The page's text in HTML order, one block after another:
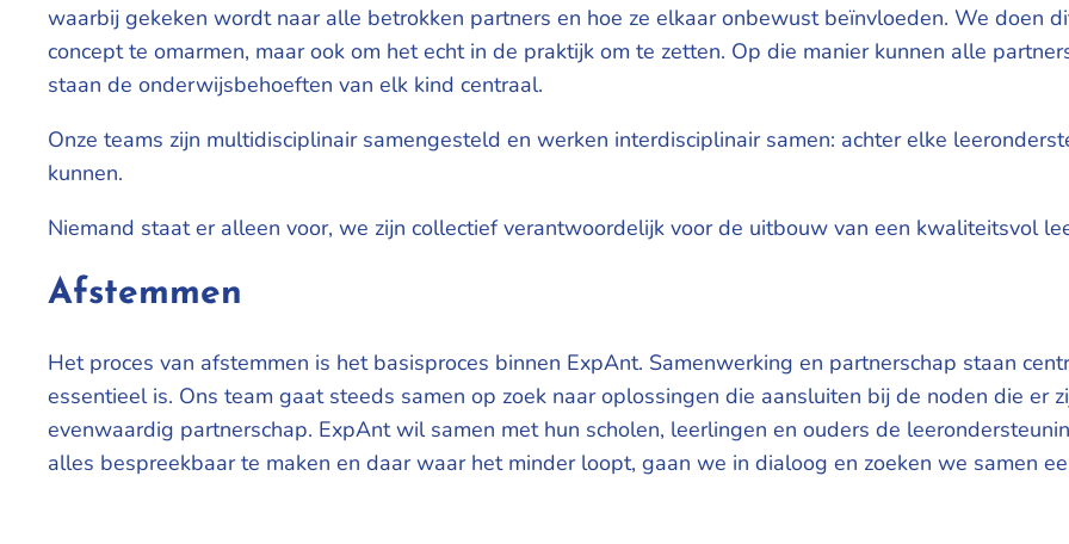
waarbij gekeken wordt naar alle betrokken partners en hoe ze elkaar onbewust beïnvloeden. We doen
concept te omarmen, maar ook om het echt in de praktijk om te zetten. Op die manier kunnen alle
staan de onderwijsbehoeften van elk kind centraal.
Onze teams zijn multidisciplinair samengesteld en werken interdisciplinair samen: achter elke
kunnen.
Niemand staat er alleen voor, we zijn collectief verantwoordelijk voor de uitbouw van een kwaliteitsvol
Afstemmen
Het proces van afstemmen is het basisproces binnen ExpAnt. Samenwerking en partnerschap staan
essentieel is. Ons team gaat steeds samen op zoek naar oplossingen die aansluiten bij de noden die er
evenwaardig partnerschap. ExpAnt wil samen met hun scholen, leerlingen en ouders de
alles bespreekbaar te maken en daar waar het minder loopt, gaan we in dialoog en zoeken we samen